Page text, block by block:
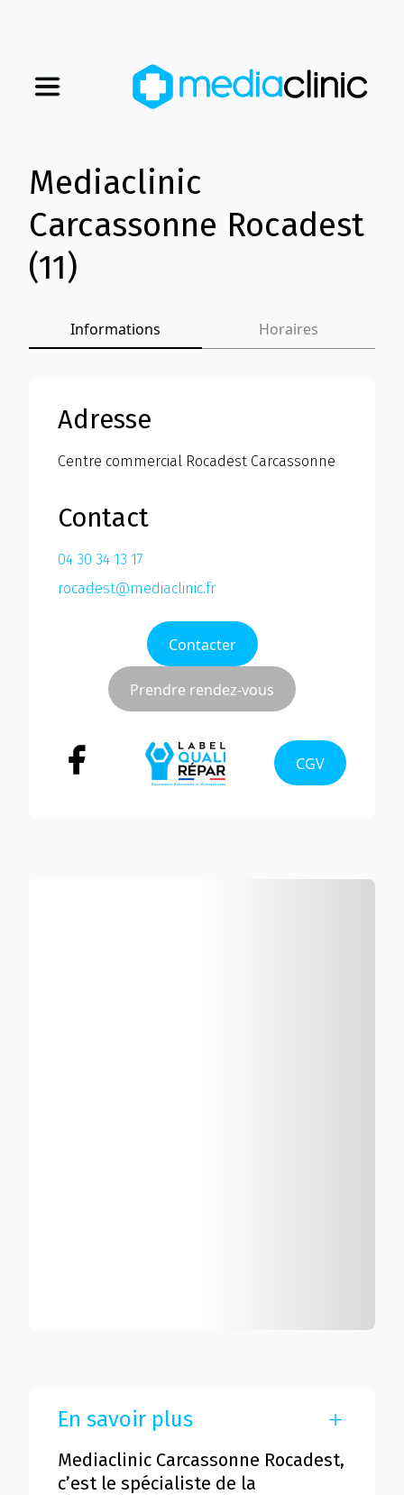
Nos magasins
Nous rejoindre
Qui sommes-nous
Mediaclinic
Carcassonne Rocadest
(11)
Informations Horaires
Adresse
Centre commercial Rocadest Carcassonne
Contact
04 30 34 13 17
rocadest@mediaclinic.fr
Contacter
Prendre rendez-vous
CGV
En savoir plus
Mediaclinic Carcassonne Rocadest,
c’est le spécialiste de la